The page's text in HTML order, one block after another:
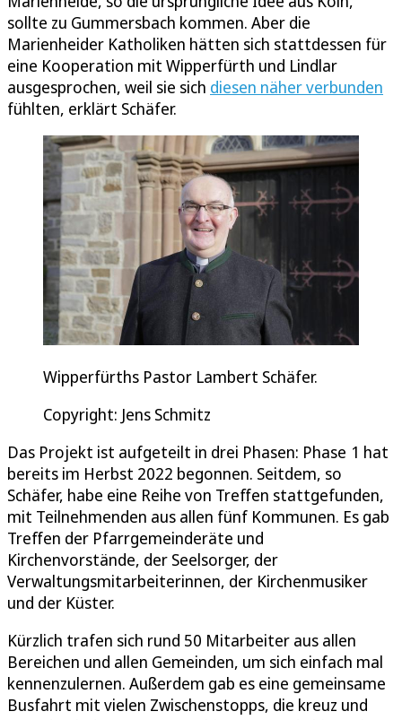
sollte zu Gummersbach kommen. Aber die
Marienheider Katholiken hätten sich stattdessen für
eine Kooperation mit Wipperfürth und Lindlar
ausgesprochen, weil sie sich diesen näher verbunden
fühlten, erklärt Schäfer.
Wipperfürths Pastor Lambert Schäfer.
Copyright: Jens Schmitz
Das Projekt ist aufgeteilt in drei Phasen: Phase 1 hat
bereits im Herbst 2022 begonnen. Seitdem, so
Schäfer, habe eine Reihe von Treffen stattgefunden,
mit Teilnehmenden aus allen fünf Kommunen. Es gab
Treffen der Pfarrgemeinderäte und
Kirchenvorstände, der Seelsorger, der
Verwaltungsmitarbeiterinnen, der Kirchenmusiker
und der Küster.
Kürzlich trafen sich rund 50 Mitarbeiter aus allen
Bereichen und allen Gemeinden, um sich einfach mal
kennenzulernen. Außerdem gab es eine gemeinsame
Busfahrt mit vielen Zwischenstopps, die kreuz und